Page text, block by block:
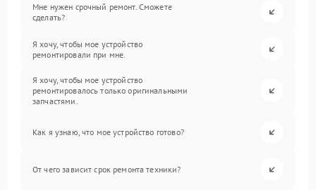
Мне нужен срочный ремонт. Сможете
сделать?
Я хочу, чтобы мое устройство
ремонтировали при мне.
Я хочу, чтобы мое устройство
ремонтировалось только оригинальными
запчастями.
Как я узнаю, что мое устройство готово?
От чего зависит срок ремонта техники?